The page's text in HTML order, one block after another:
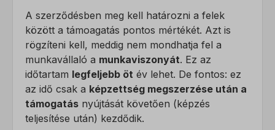
A szerződésben meg kell határozni a felek
között a támoagatás pontos mértékét. Azt is
rögzíteni kell, meddig nem mondhatja fel a
munkavállaló a munkaviszonyát. Ez az
időtartam legfeljebb öt év lehet. De fontos: ez
az idő csak a képzettség megszerzése után a
támogatás nyújtását követően (képzés
teljesítése után) kezdődik.